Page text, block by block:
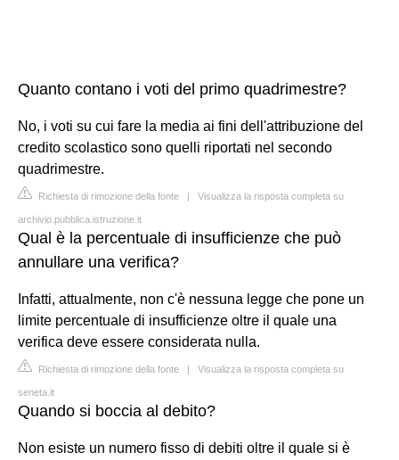
Quanto contano i voti del primo quadrimestre?
No, i voti su cui fare la media ai fini dell'attribuzione del
credito scolastico sono quelli riportati nel secondo
quadrimestre.
Richiesta di rimozione della fonte | Visualizza la risposta completa su
archivio.pubblica.istruzione.it
Qual è la percentuale di insufficienze che può
annullare una verifica?
Infatti, attualmente, non c'è nessuna legge che pone un
limite percentuale di insufficienze oltre il quale una
verifica deve essere considerata nulla.
Richiesta di rimozione della fonte | Visualizza la risposta completa su
seneta.it
Quando si boccia al debito?
Non esiste un numero fisso di debiti oltre il quale si è